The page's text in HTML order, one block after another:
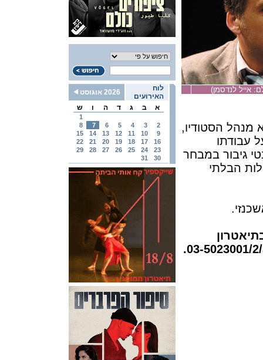
לוח
האירועים
2026 אוגוסט
א
ב ג ד ה ו ש
1
2
3
4
5
6
7
8
9
10
11
12
13
14
15
16
17
18
19
20
21
22
23
24
25
26
27
28
29
30
31
אייל לנדסמן)
מנהל הסטודיו,
עבודתו
גיבור במבחר
הבלתי
ב-23 בינואר 2009 בשעה 14:00 בתיאטרון
חולון. מספר המקומות מוגבל, הזמנות בטלפון 03-5023001/2/3.